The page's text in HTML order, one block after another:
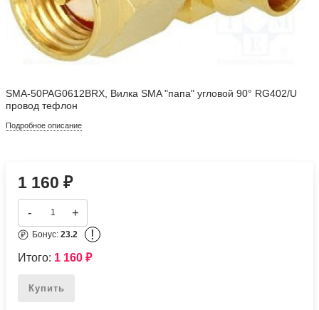
SMA-50PAG0612BRX, Вилка SMA "папа" угловой 90° RG402/U
провод тефлон
Подробное описание
1 160₽
- +
Бонус:23.2 !
Итого: 1 160₽
Купить